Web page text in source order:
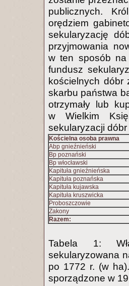
publicznych.
orędziem
sekularyzację
przyjmowania
w ten sposób na
fundusz
kościelnych dóbr
skarbu państwa
otrzymały lub
w Wielkim
sekularyzacji
Kościelna osoba prawna
Abp gnieźnieński
Bp poznański
Bp włocławski
Kapituła gnieźnieńska
Kapituła poznańska
Kapituła kujawska
Kapituła kruszwicka
Proboszczowie
Zakony
Razem:
Tabela 1:
sekularyzowana
po 1772 r. (w
sporządzone w